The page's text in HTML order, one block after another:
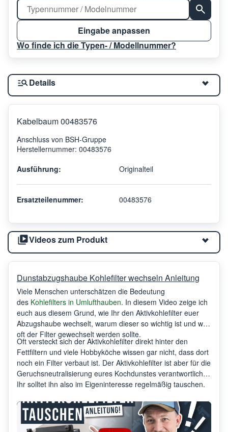
Eingabe anpassen
Wo finde ich die Typen- / Modellnummer?
Details
Kabelbaum 00483576
Anschluss von BSH-Gruppe
Herstellernummer: 00483576
Ausführung:
Originalteil
Ersatzteilenummer: 00483576
Videos zum Produkt
Dunstabzugshaube Kohlefilter wechseln Anleitung
Viele Menschen unterschätzen die Bedeutung
des Kohlefilters in Umlufthauben. In diesem Video zeige ich
euch aus diesem Grund, wie Ihr den Aktivkohlefilter euer
Abzugshaube wechselt, warum dieser so wichtig ist und wie
oft der Filter gewechselt werden sollte.
Oft versteckt sich der Aktivkohlefilter direkt hinter den
Fettfiltern und viele Hobbyköche wissen gar nicht, dass dort
noch ein Filter verbaut ist. Der Aktivkohlefilter ist aber für die
Geruchsneutralisierung eures Kochdunstes verantwortlich.
Ihr solltet ihn also im Eigeninteresse regelmäßig tauschen.